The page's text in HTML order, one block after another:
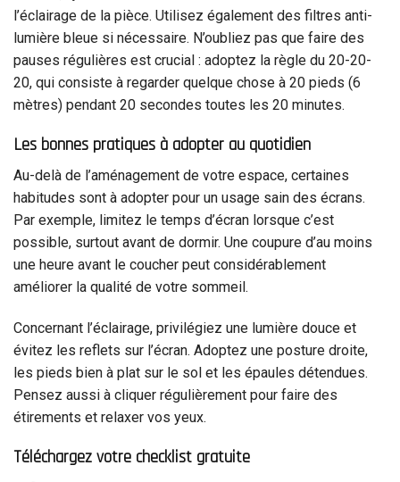
l’éclairage de la pièce. Utilisez également des filtres anti-
lumière bleue si nécessaire. N’oubliez pas que faire des
pauses régulières est crucial : adoptez la règle du 20-20-
20, qui consiste à regarder quelque chose à 20 pieds (6
mètres) pendant 20 secondes toutes les 20 minutes.
Les bonnes pratiques à adopter au quotidien
Au-delà de l’aménagement de votre espace, certaines
habitudes sont à adopter pour un usage sain des écrans.
Par exemple, limitez le temps d’écran lorsque c’est
possible, surtout avant de dormir. Une coupure d’au moins
une heure avant le coucher peut considérablement
améliorer la qualité de votre sommeil.
Concernant l’éclairage, privilégiez une lumière douce et
évitez les reflets sur l’écran. Adoptez une posture droite,
les pieds bien à plat sur le sol et les épaules détendues.
Pensez aussi à cliquer régulièrement pour faire des
étirements et relaxer vos yeux.
Téléchargez votre checklist gratuite